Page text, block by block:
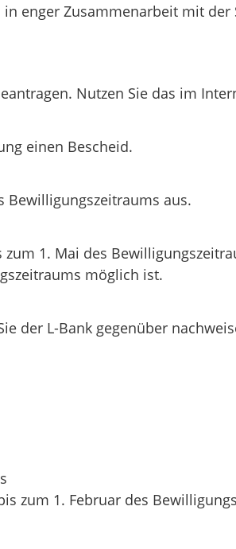
enger Zusammenarbeit mit der
Nutzen Sie das im
einen Bescheid.
Bewilligungszeitraums aus.
1. Mai des
möglich ist.
der L-Bank gegenüber
zum 1. Februar des